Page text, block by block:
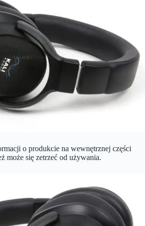
o produkcie na wewnętrznej części
może się zetrzeć od używania.